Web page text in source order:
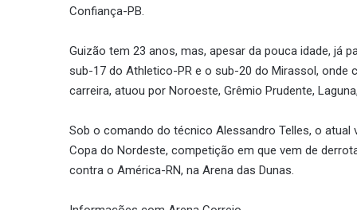
Confiança-PB.
Guizão tem 23 anos, mas, apesar da pouca idade, já
sub-17 do Athletico-PR e o sub-20 do Mirassol,
carreira, atuou por Noroeste, Grêmio Prudente,
Sob o comando do técnico Alessandro Telles, o
Copa do Nordeste, competição em que vem de
contra o América-RN, na Arena das Dunas.